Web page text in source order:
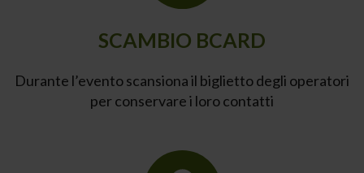
SCAMBIO BCARD
Durante l’evento scansiona il biglietto degli operatori
per conservare i loro contatti